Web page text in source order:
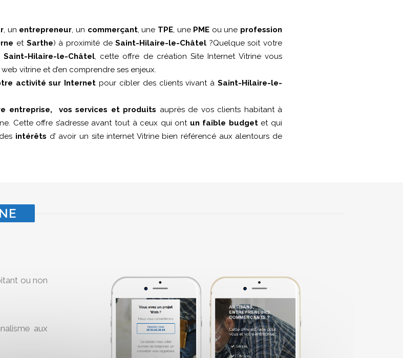
, un entrepreneur, un commerçant, une TPE, une PME ou une profession
et Sarthe) à proximité deSaint-Hilaire-le-Châtel ?Quelque soit votre
Saint-Hilaire-le-Châtel, cette offre de création Site Internet Vitrine vous
vitrine et d’en comprendre ses enjeux.
activité sur Internet pour cibler des clients vivant àSaint-Hilaire-le-
entreprise, vos services et produits auprès de vos clients habitant à
Cette offre s’adresse avant tout à ceux qui ont un faible budgetet qui
intérêts d’ avoir un site internet Vitrine bien référencé aux alentours de
ou non
aux